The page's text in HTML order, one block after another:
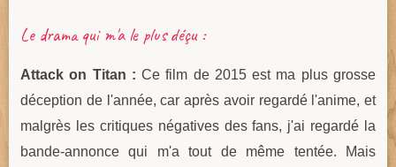
Le drama qui m'a le plus déçu :
Attack on Titan : Ce film de 2015 est ma plus grosse
déception de l'année, car après avoir regardé l'anime, et
malgrès les critiques négatives des fans, j'ai regardé la
bande-annonce qui m'a tout de même tentée. Mais